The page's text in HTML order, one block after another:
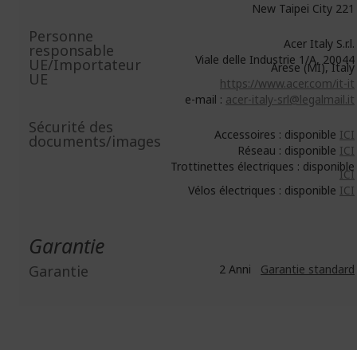
New Taipei City 221
Personne
responsable
UE/Importateur
UE
Acer Italy S.r.l.
Viale delle Industrie 1/A, 20044
Arese (MI), Italy
https://www.acer.com/it-it
e-mail : acer-italy-srl@legalmail.it
Sécurité des
documents/images Accessoires : disponible ICI
Réseau : disponible ICI
Trottinettes électriques : disponible
ICI
Vélos électriques : disponible ICI
Garantie
Garantie 2 Anni Garantie standard